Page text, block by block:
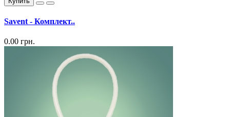
Savent - Комплект..
0.00 грн.